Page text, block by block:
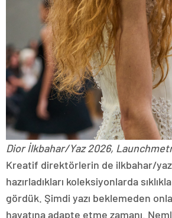
Dior İlkbahar/Yaz 2026,
Kreatif direktörlerin de ilkbahar/
hazırladıkları koleksiyonlarda
gördük. Şimdi yazı beklemeden
hayatına adapte etme zamanı.